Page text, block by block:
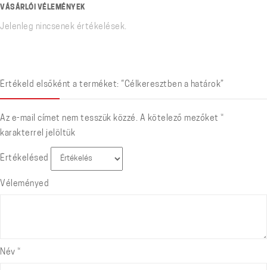
VÁSÁRLÓI VÉLEMÉNYEK
Jelenleg nincsenek értékelések.
Értékeld elsőként a terméket: “Célkeresztben a határok”
Az e-mail címet nem tesszük közzé. A kötelező mezőket *
karakterrel jelöltük
Értékelésed
Véleményed
Név *